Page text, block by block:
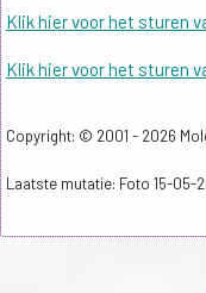
Klik hier voor het sturen
Klik hier voor het sturen
Copyright: © 2001 - 2026
Laatste mutatie: Foto 15-05-